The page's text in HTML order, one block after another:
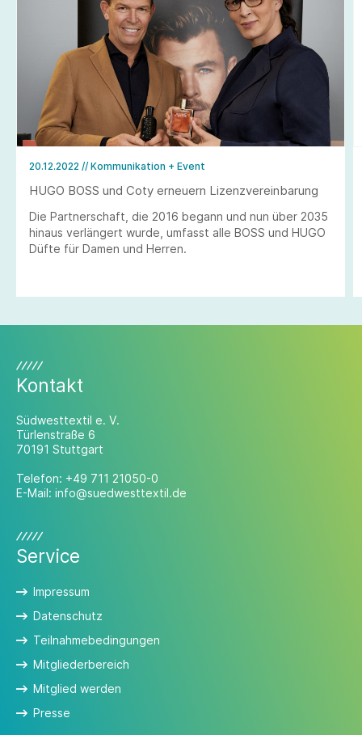
20.12.2022 // Kommunikation + Event
HUGO BOSS und Coty erneuern Lizenzvereinbarung
Die Partnerschaft, die 2016 begann und nun über 2035
hinaus verlängert wurde, umfasst alle BOSS und HUGO
Düfte für Damen und Herren.
Kontakt
Südwesttextil e. V.
Türlenstraße 6
70191 Stuttgart
Telefon: +49 711 21050-0
E-Mail: info@suedwesttextil.de
Service
Impressum
Datenschutz
Teilnahmebedingungen
Mitgliederbereich
Mitglied werden
Presse